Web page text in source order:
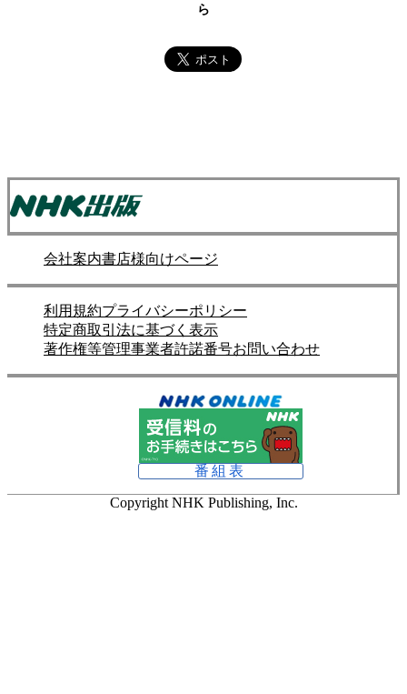
ら
会社案内書店様向けページ
利用規約プライバシーポリシー
特定商取引法に基づく表示
著作権等管理事業者許諾番号お問い合わせ
番組表
Copyright NHK Publishing, Inc.